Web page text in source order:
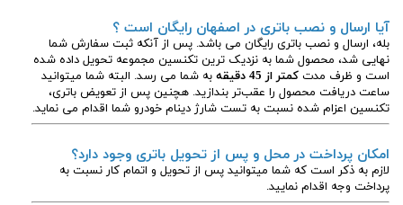
آیا ارسال و نصب باتری در اصفهان رایگان است ؟
بله، ارسال و نصب باتری رایگان می باشد. پس از آنکه ثبت سفارش شما
نهایی شد، محصول شما به نزدیک ترین تکنسین مجموعه تحویل داده شده
است و ظرف مدت کمتر از 45 دقیقه
به شما می رسد. البته شما میتوانید
ساعت دریافت محصول را عقب‌تر بندازید. هچنین پس از تعویض باتری،
تکنسین اعزام شده نسبت به تست شارژ دینام خودرو شما اقدام می نماید.
امکان پرداخت در محل و پس از تحویل باتری وجود دارد؟
لازم به ذکر است که شما میتوانید پس از تحویل و اتمام کار نسبت به
پرداخت وجه اقدام نمایید.